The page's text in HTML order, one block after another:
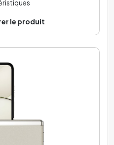
le produit